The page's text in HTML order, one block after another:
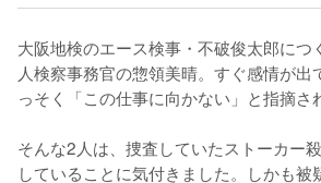
大阪地検のエース検事・不破俊太郎につ
人検察事務官の惣領美晴。すぐ感情が出
っそく「この仕事に向かない」と指摘さ
そんな2人は、捜査していたストーカー
していることに気付きました。しかも被